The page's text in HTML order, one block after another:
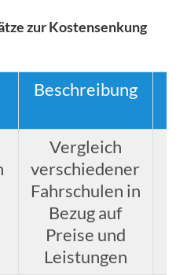
zur Kostensenkung
Beschreibung
Vergleich
verschiedener
Fahrschulen in
Bezug auf
Preise und
Leistungen